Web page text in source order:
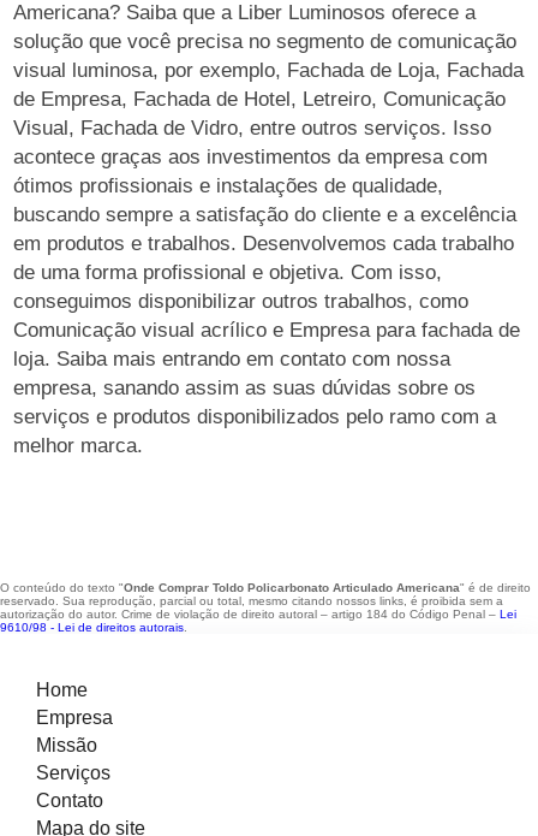
Americana? Saiba que a Liber Luminosos oferece a
solução que você precisa no segmento de comunicação
visual luminosa, por exemplo, Fachada de Loja, Fachada
de Empresa, Fachada de Hotel, Letreiro, Comunicação
Visual, Fachada de Vidro, entre outros serviços. Isso
acontece graças aos investimentos da empresa com
ótimos profissionais e instalações de qualidade,
buscando sempre a satisfação do cliente e a excelência
em produtos e trabalhos. Desenvolvemos cada trabalho
de uma forma profissional e objetiva. Com isso,
conseguimos disponibilizar outros trabalhos, como
Comunicação visual acrílico e Empresa para fachada de
loja. Saiba mais entrando em contato com nossa
empresa, sanando assim as suas dúvidas sobre os
serviços e produtos disponibilizados pelo ramo com a
melhor marca.
O conteúdo do texto "Onde Comprar Toldo Policarbonato Articulado Americana" é de direito
reservado. Sua reprodução, parcial ou total, mesmo citando nossos links, é proibida sem a
autorização do autor. Crime de violação de direito autoral – artigo 184 do Código Penal – Lei
9610/98 - Lei de direitos autorais
Home
Empresa
Missão
Serviços
Contato
Mapa do site